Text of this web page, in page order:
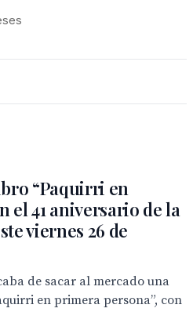
“Paquirri en
el 41 aniversario de la
viernes 26 de
de sacar al mercado una
en primera persona”, con